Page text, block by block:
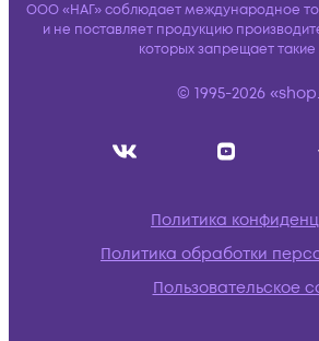
ООО «НАГ» соблюдает международное
и не поставляет продукцию
которых запрещает такие
© 1995-2026
Политика
Политика обработки
Пользовательское